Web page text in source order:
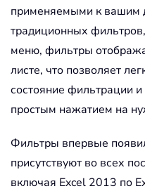
применяемыми к вашим
традиционных
меню, фильтры
листе, что позволяет
состояние фильтрации
простым нажатием на
Фильтры впервые
присутствуют во всех
включая Excel 2013 по